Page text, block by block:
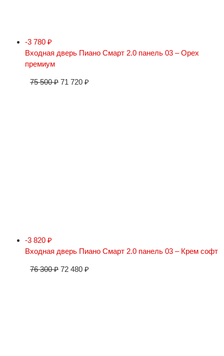
-3 780 ₽
Входная дверь Пиано Смарт 2.0 панель 03 – Орех
премиум
75 500₽ 71 720 ₽
-3 820 ₽
Входная дверь Пиано Смарт 2.0 панель 03 – Крем софт
76 300₽ 72 480 ₽